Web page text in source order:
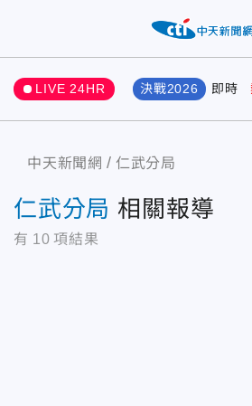
LIVE 24HR 決戰2026 即時
中天新聞網 仁武分局
仁武分局 相關報導
有 10 項結果